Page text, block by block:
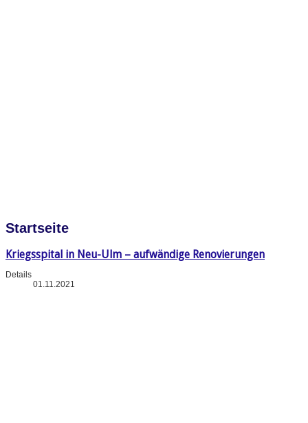
Startseite
Kriegsspital in Neu-Ulm – aufwändige Renovierungen
Details
01.11.2021